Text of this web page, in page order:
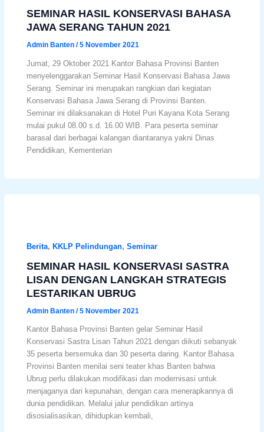
SEMINAR HASIL KONSERVASI BAHASA
JAWA SERANG TAHUN 2021
Admin Banten/5 November 2021
Jumat, 29 Oktober 2021 Kantor Bahasa Provinsi Banten
menyelenggarakan Seminar Hasil Konservasi Bahasa Jawa
Serang. Seminar ini merupakan rangkian dari kegiatan
Konservasi Bahasa Jawa Serang di Provinsi Banten.
Seminar ini dilaksanakan di Hotel Puri Kayana Kota Serang
mulai pukul 08.00 s.d. 16.00 WIB. Para peserta seminar
barasal dari berbagai kalangan diantaranya yakni Dinas
Pendidikan, Kementerian
Berita, KKLP Pelindungan,Seminar
SEMINAR HASIL KONSERVASI SASTRA
LISAN DENGAN LANGKAH STRATEGIS
LESTARIKAN UBRUG
Admin Banten/5 November 2021
Kantor Bahasa Provinsi Banten gelar Seminar Hasil
Konservasi Sastra Lisan Tahun 2021 dengan diikuti sebanyak
35 peserta bersemuka dan 30 peserta daring. Kantor Bahasa
Provinsi Banten menilai seni teater khas Banten bahwa
Ubrug perlu dilakukan modifikasi dan modernisasi untuk
menjaganya dari kepunahan, dengan cara menerapkannya di
dunia pendidikan. Melalui jalur pendidikan artinya
disosialisasikan, dihidupkan kembali,